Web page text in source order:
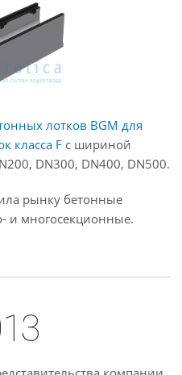
лотков BGM для
класса F c шириной
DN300, DN400, DN500.
рынку бетонные
и многосекционные.